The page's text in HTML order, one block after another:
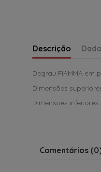
Descrição
Degrau FIAMMA
Dimensões
Dimensões
Comentários